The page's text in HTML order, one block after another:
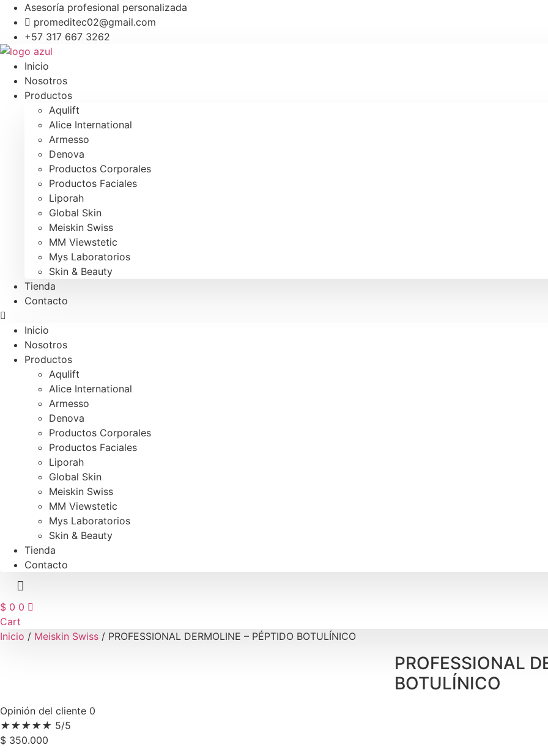
Saltar
contenido
Asesoría profesional personalizada
promeditec02@gmail.com
+57 317 667 3262
Inicio
Nosotros
Productos
Aqulift
Alice International
Armesso
Denova
Productos Corporales
Productos Faciales
Liporah
Global Skin
Meiskin Swiss
MM Viewstetic
Mys Laboratorios
Skin & Beauty
Tienda
Contacto
Inicio
Nosotros
Productos
Aqulift
Alice International
Armesso
Denova
Productos Corporales
Productos Faciales
Liporah
Global Skin
Meiskin Swiss
MM Viewstetic
Mys Laboratorios
Skin & Beauty
Tienda
Contacto
$ 0 0
Cart
Inicio / Meiskin Swiss / PROFESSIONAL DERMOLINE – PÉPTIDO BOTULÍNICO
PROFESSIONAL
BOTULÍNICO
Opinión del cliente 0
★★★★★ 5/5
$ 350.000